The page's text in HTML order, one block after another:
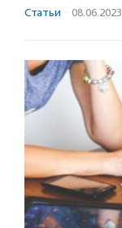
Статьи · 08.06.2023